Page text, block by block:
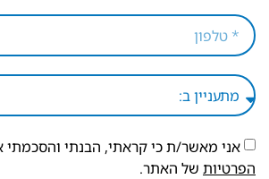
אני מאשר/ת כי קראתי, הבנתי והסכמתי
הפרטיות של האתר.